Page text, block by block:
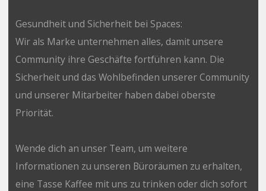
Gesundheit und Sicherheit bei Spaces:
Wir als Marke unternehmen alles, damit unsere
Community ihre Geschäfte fortführen kann. Die
Sicherheit und das Wohlbefinden unserer Community
und unserer Mitarbeiter haben dabei oberste
Priorität.
Wende dich an unser Team, um weitere
Informationen zu unseren Büroräumen zu erhalten,
eine Tasse Kaffee mit uns zu trinken oder dich sofort